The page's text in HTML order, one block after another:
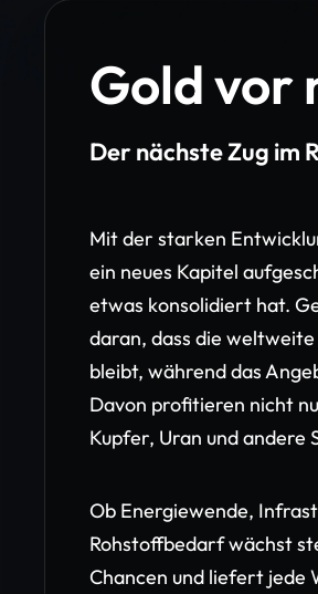
Gold vor
Der nächste Zug im
Mit der starken
ein neues Kapitel
etwas konsolidiert hat.
daran, dass die
bleibt, während das
Davon profitieren nicht
Kupfer, Uran und andere
Ob Energiewende,
Rohstoffbedarf wächst
Chancen und liefert jede